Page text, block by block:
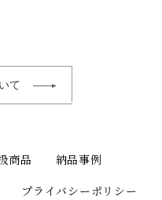
て
商品
納品事例
プライバシーポリシー